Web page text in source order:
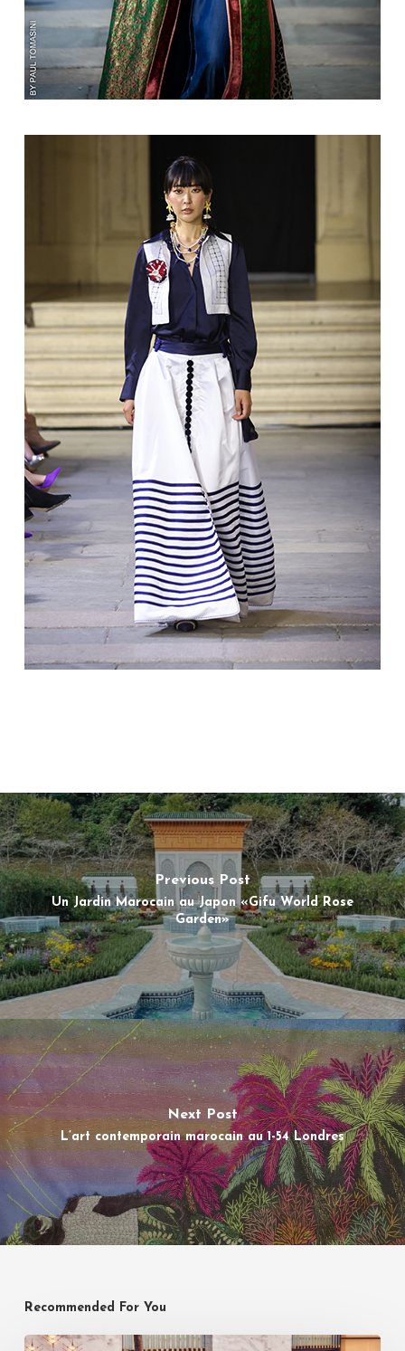
Previous Post
Un Jardin Marocain au Japon «Gifu World Rose
Garden»
Next Post
L’art contemporain marocain au 1-54 Londres
Recommended For You